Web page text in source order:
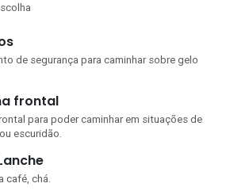
de segurança para caminhar sobre gelo
frontal
para poder caminhar em situações de
escuridão.
café, chá.